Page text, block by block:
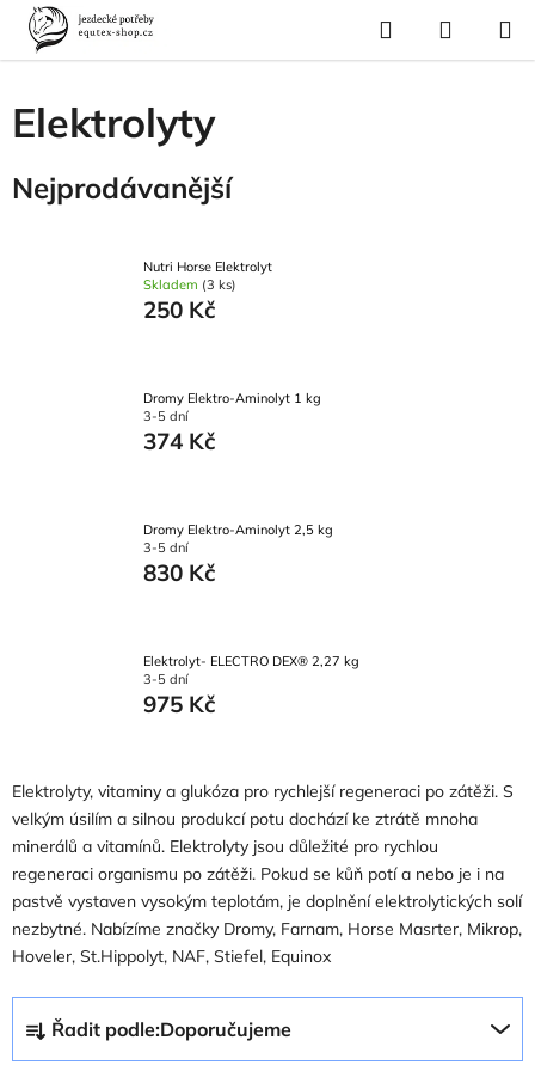
Přejít
obsah
Hledat
KOŠÍK
Domů
Krmivo a vitamíny
Elektrolyty
Nejprodávanější
Nutri Horse Elektrolyt
Skladem (3 ks)
250 Kč
Dromy Elektro-Aminolyt 1 kg
3-5 dní
374 Kč
Dromy Elektro-Aminolyt 2,5 kg
3-5 dní
830 Kč
Elektrolyt- ELECTRO DEX® 2,27 kg
3-5 dní
975 Kč
Elektrolyty, vitaminy a glukóza pro rychlejší regeneraci po zátěži. S
velkým úsilím a silnou produkcí potu dochází ke ztrátě mnoha
minerálů a vitamínů. Elektrolyty jsou důležité pro rychlou
regeneraci organismu po zátěži. Pokud se kůň potí a nebo je i na
pastvě vystaven vysokým teplotám, je doplnění elektrolytických solí
nezbytné. Nabízíme značky Dromy, Farnam, Horse Masrter, Mikrop,
Hoveler, St.Hippolyt, NAF, Stiefel, Equinox
a
Řadit podle:Doporučujeme